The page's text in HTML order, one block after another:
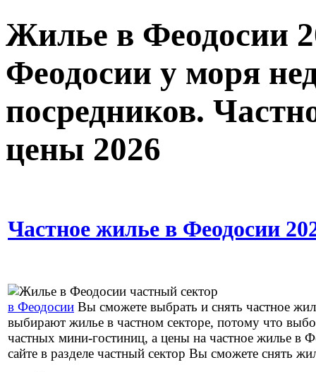
Жилье в Феодосии
Феодосии у моря
посредников.
цены 2026
Частное жилье в Феодосии
в Феодосии Вы сможете выбрать и снять частное
выбирают жилье в частном секторе, потому что
частных мини-гостиниц, а цены на частное жилье в
сайте в разделе частный сектор Вы сможете снять